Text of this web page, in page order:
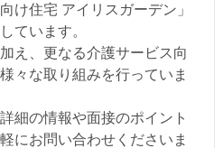
け住宅 アイリスガーデン」
ています。
え、更なる介護サービス向
々な取り組みを行っていま
細の情報や面接のポイント
にお問い合わせくださいま